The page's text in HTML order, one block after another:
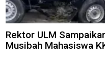
Rektor ULM
Musibah Mahasiswa